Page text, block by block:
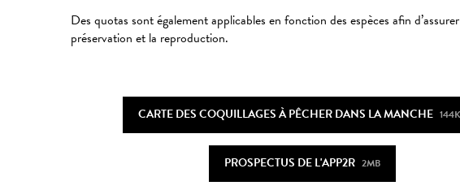
Des quotas sont également applicables en fonction des espèces afin
préservation et la reproduction.
CARTE DES COQUILLAGES À PÊCHER DANS LA MANCHE
PROSPECTUS DE L'APP2R 2MB